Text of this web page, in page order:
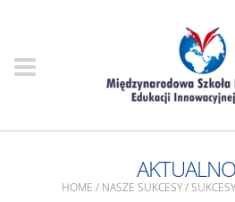
HOME / NASZE SUKCESY /